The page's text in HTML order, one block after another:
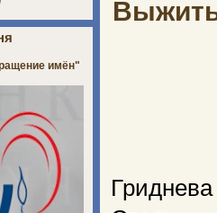
имён"